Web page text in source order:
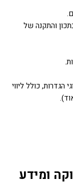
והתקנה של
הגדרות, כולל ליווי
ומידע